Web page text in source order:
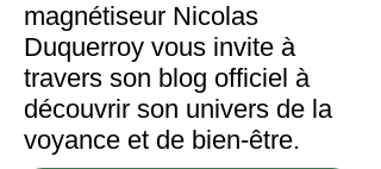
magnétiseur Nicolas
Duquerroy vous invite à
travers son blog officiel à
découvrir son univers de la
voyance et de bien-être.